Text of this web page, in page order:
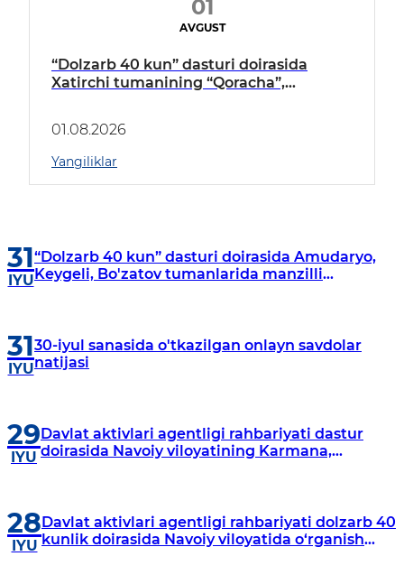
01
AVGUST
“Dolzarb 40 kun” dasturi doirasida
Xatirchi tumanining “Qoracha”,
borildi
01.08.2026
Yangiliklar
31
IYU
“Dolzarb 40 kun” dasturi doirasida Amudaryo,
Keygeli, Bo'zatov tumanlarida manzilli
31
IYU
30-iyul sanasida o'tkazilgan onlayn savdolar
natijasi
29
IYU
Davlat aktivlari agentligi rahbariyati dastur
doirasida Navoiy viloyatining Karmana,
28
IYU
Davlat aktivlari agentligi rahbariyati dolzarb 40
kunlik doirasida Navoiy viloyatida o‘rganish